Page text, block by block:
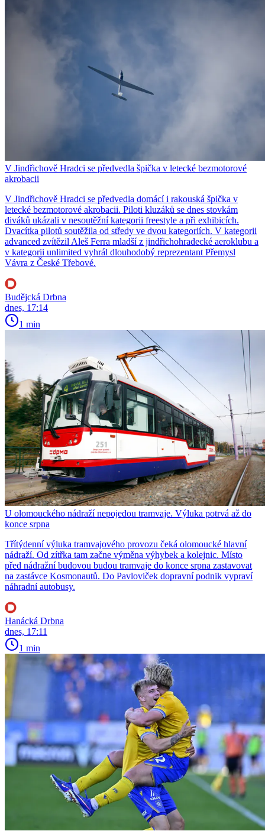
V Jindřichově Hradci se předvedla špička v letecké bezmotorové
akrobacii
V Jindřichově Hradci se předvedla domácí i rakouská špička v
letecké bezmotorové akrobacii. Piloti kluzáků se dnes stovkám
diváků ukázali v nesoutěžní kategorii freestyle a při exhibicích.
Dvacítka pilotů soutěžila od středy ve dvou kategoriích. V kategorii
advanced zvítězil Aleš Ferra mladší z jindřichohradecké aeroklubu a
v kategorii unlimited vyhrál dlouhodobý reprezentant Přemysl
Vávra z České Třebové.
Budějcká Drbna
dnes, 17:14
1 min
U olomouckého nádraží nepojedou tramvaje. Výluka potrvá až do
konce srpna
Třítýdenní výluka tramvajového provozu čeká olomoucké hlavní
nádraží. Od zítřka tam začne výměna výhybek a kolejnic. Místo
před nádražní budovou budou tramvaje do konce srpna zastavovat
na zastávce Kosmonautů. Do Pavloviček dopravní podnik vypraví
náhradní autobusy.
Hanácká Drbna
dnes, 17:11
1 min